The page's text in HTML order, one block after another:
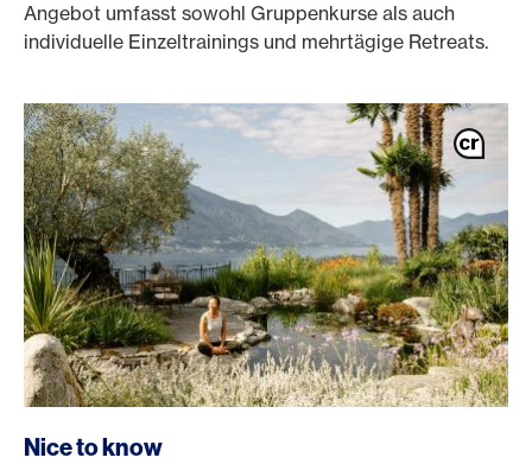
Angebot umfasst sowohl Gruppenkurse als auch
individuelle Einzeltrainings und mehrtägige Retreats.
Nice to know